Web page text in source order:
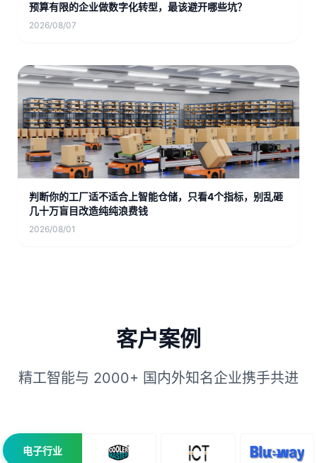
预算有限的企业做数字化转型，最该避开哪些坑？
2026/08/07
判断你的工厂适不适合上智能仓储，只看4个指标，别乱砸
几十万盲目改造纯纯浪费钱
2026/08/01
客户案例
精工智能与 2000+ 国内外知名企业携手共进
电子行业